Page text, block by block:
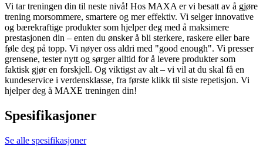
Vi tar treningen din til neste nivå! Hos MAXA er vi besatt av å gjøre
trening morsommere, smartere og mer effektiv. Vi selger innovative
og bærekraftige produkter som hjelper deg med å maksimere
prestasjonen din – enten du ønsker å bli sterkere, raskere eller bare
føle deg på topp. Vi nøyer oss aldri med "good enough". Vi presser
grensene, tester nytt og sørger alltid for å levere produkter som
faktisk gjør en forskjell. Og viktigst av alt – vi vil at du skal få en
kundeservice i verdensklasse, fra første klikk til siste repetisjon. Vi
hjelper deg å MAXE treningen din!
Spesifikasjoner
Se alle spesifikasjoner